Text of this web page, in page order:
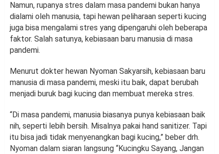
Namun, rupanya stres dalam masa pandemi bukan hanya
dialami oleh manusia, tapi hewan peliharaan seperti kucing
juga bisa mengalami stres yang dipengaruhi oleh beberapa
faktor. Salah satunya, kebiasaan baru manusia di masa
pandemi.
Menurut dokter hewan Nyoman Sakyarsih, kebiasaan baru
manusia di masa pandemi, meski itu baik, dapat berubah
menjadi buruk bagi kucing dan membuat mereka stres.
“Di masa pandemi, manusia biasanya punya kebiasaan baik
nih, seperti lebih bersih. Misalnya pakai hand sanitizer. Tapi
itu bisa jadi tidak menyenangkan bagi kucing,” beber drh.
Nyoman dalam siaran langsung “Kucingku Sayang, Jangan